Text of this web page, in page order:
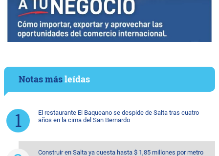
Notas másleídas
El restaurante El Baqueano se despide de Salta tras cuatro
años en la cima del San Bernardo
Construir en Salta ya cuesta hasta $ 1,85 millones por metro